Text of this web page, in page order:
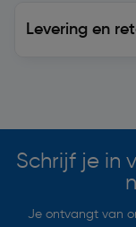
Levering en
Schrijf je in
Je ontvangt van